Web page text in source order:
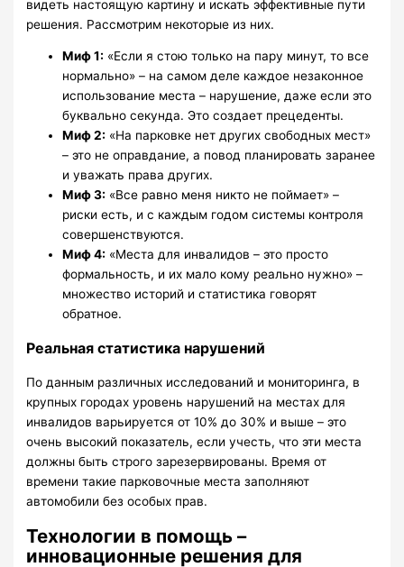
видеть настоящую картину и искать эффективные пути
решения. Рассмотрим некоторые из них.
Миф 1: «Если я стою только на пару минут, то все
нормально» – на самом деле каждое незаконное
использование места – нарушение, даже если это
буквально секунда. Это создает прецеденты.
Миф 2: «На парковке нет других свободных мест»
– это не оправдание, а повод планировать заранее
и уважать права других.
Миф 3: «Все равно меня никто не поймает» –
риски есть, и с каждым годом системы контроля
совершенствуются.
Миф 4: «Места для инвалидов – это просто
формальность, и их мало кому реально нужно» –
множество историй и статистика говорят
обратное.
Реальная статистика нарушений
По данным различных исследований и мониторинга, в
крупных городах уровень нарушений на местах для
инвалидов варьируется от 10% до 30% и выше – это
очень высокий показатель, если учесть, что эти места
должны быть строго зарезервированы. Время от
времени такие парковочные места заполняют
автомобили без особых прав.
Технологии в помощь –
инновационные решения для